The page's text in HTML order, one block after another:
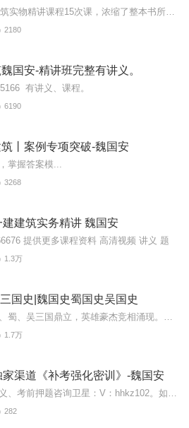
2180
国安-精讲班完整有讲义。
有讲义、课程。
6190
丨案例专项突破-魏国安
掌握答案模...
3268
建筑实务精讲 魏国安
提供更多课程资料 高清视频 讲义 题
1.3万
国史|魏国史蜀国史吴国史
1.7万
渠道《补考强化密训》-魏国安
282